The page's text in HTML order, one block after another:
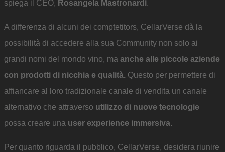
spiega il CEO, Rosangela Mastronardi.
A differenza di alcuni dei comptetitors, CellarVerse dà la
possibilità di accedere alla sua Community non solo ai
grandi nomi del mondo vino, ma anche alle piccole aziende
con prodotti di nicchia e qualità. Questo per permettere di
affiancare al loro tradizionale canale di vendita un canale
alternativo che attraverso utilizzo di nuove tecnologie
possa creare una user experience immersiva.
Per quanto riguarda il pubblico, CellarVerse, desidera riunire